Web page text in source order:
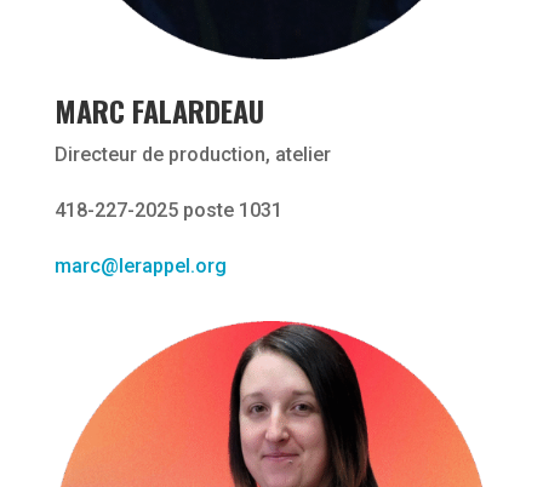
MARC FALARDEAU
Directeur de production, atelier
418-227-2025 poste 1031
marc@lerappel.org